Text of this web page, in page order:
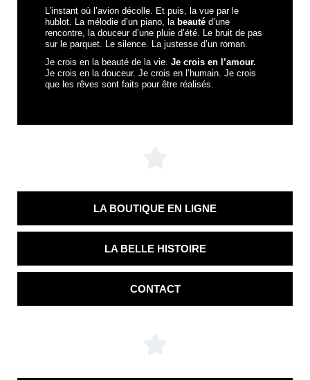
L’instant où l’avion décolle. Et puis, la vue par le
hublot. La mélodie d’un piano, la beauté d’une
rencontre, la douceur d’une pluie d’été. Le bruit de pas
sur le parquet. Le silence. La justesse d’un roman.
Je crois en la beauté de la vie. Je crois en l’amour.
Je crois en la douceur. Je crois en l’humain. Je crois
que les rêves sont faits pour être réalisés.
LA BOUTIQUE EN LIGNE
LA BELLE HISTOIRE
CONTACT